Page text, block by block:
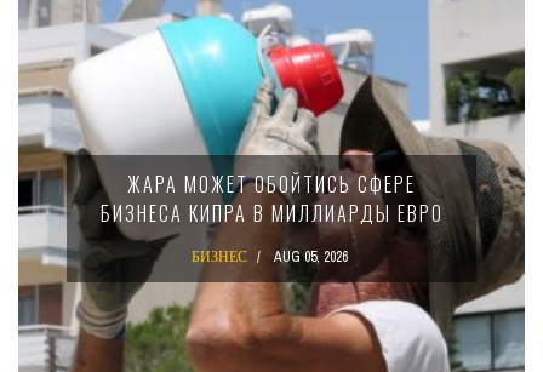
МИНФИН КИПРА ПЕРЕПИСАЛ ЗАКОН О
15-ПРОЦЕНТНОМ НАЛОГЕ ДЛЯ
КРУПНЫХ МЕЖДУНАРОДНЫХ
КОМПАНИЙ
БИЗНЕС AUG 02, 2026